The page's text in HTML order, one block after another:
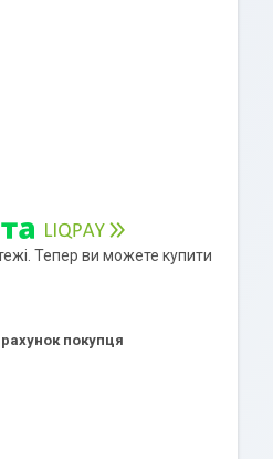
Тепер ви можете купити
рахунок покупця